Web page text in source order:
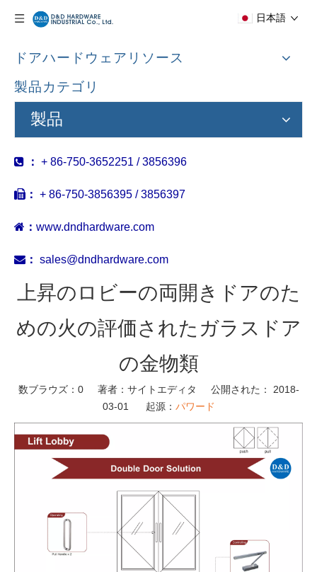
日本語
ドアハードウェアリソース
製品カテゴリ
製品
 ： + 86-750-3652251 / 3856396
 ： + 86-750-3856395 / 3856397
 ： www.dndhardware.com
 ： sales@dndhardware.com
上昇のロビーの両開きドアのた
めの火の評価されたガラスドア
の金物類
数ブラウズ： 0著者：サイトエディタ 公開された： 2018-
03-01 起源： パワード